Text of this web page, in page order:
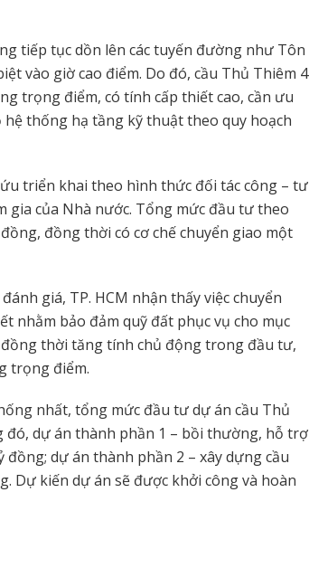
tiếp tục dồn lên các tuyến đường như Tôn
vào giờ cao điểm. Do đó, cầu Thủ Thiêm 4
trọng điểm, có tính cấp thiết cao, cần ưu
thống hạ tầng kỹ thuật theo quy hoạch
triển khai theo hình thức đối tác công – tư
gia của Nhà nước. Tổng mức đầu tư theo
đồng thời có cơ chế chuyển giao một
giá, TP. HCM nhận thấy việc chuyển
nhằm bảo đảm quỹ đất phục vụ cho mục
thời tăng tính chủ động trong đầu tư,
trọng điểm.
nhất, tổng mức đầu tư dự án cầu Thủ
đó, dự án thành phần 1 – bồi thường, hỗ trợ
đồng; dự án thành phần 2 – xây dựng cầu
Dự kiến dự án sẽ được khởi công và hoàn